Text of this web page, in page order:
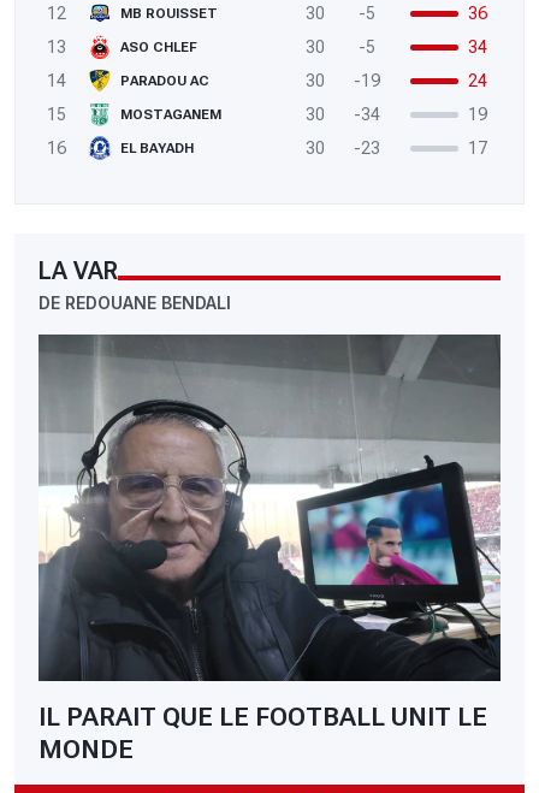
12
MB ROUISSET 30 -5
36
13
ASO CHLEF 30 -5
34
14
PARADOU AC 30 -19
24
15
MOSTAGANEM 30 -34
19
16
EL BAYADH 30 -23 17
LA VAR
DE REDOUANE BENDALI
IL PARAIT QUE LE FOOTBALL UNIT LE
MONDE